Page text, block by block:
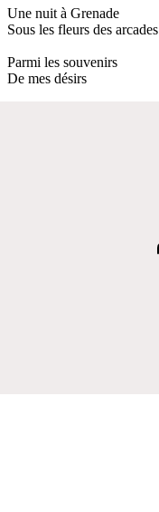
Une nuit à Grenade
Sous les fleurs des arcades
Parmi les souvenirs
De mes désirs